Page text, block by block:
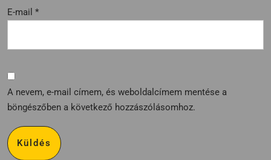
E-mail *
A nevem, e-mail címem, és weboldalcímem mentése a
böngészőben a következő hozzászólásomhoz.